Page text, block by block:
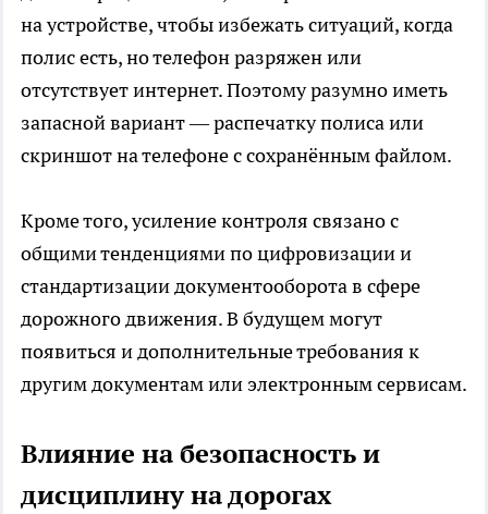
на устройстве, чтобы избежать ситуаций, когда
полис есть, но телефон разряжен или
отсутствует интернет. Поэтому разумно иметь
запасной вариант — распечатку полиса или
скриншот на телефоне с сохранённым файлом.
Кроме того, усиление контроля связано с
общими тенденциями по цифровизации и
стандартизации документооборота в сфере
дорожного движения. В будущем могут
появиться и дополнительные требования к
другим документам или электронным сервисам.
Влияние на безопасность и
дисциплину на дорогах